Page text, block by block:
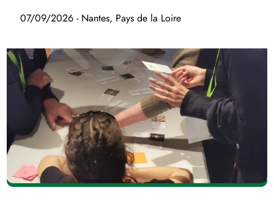
07/09/2026 - Nantes, Pays de la Loire